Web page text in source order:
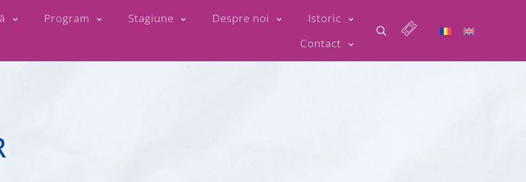
Program Stagiune Despre noi
Istoric
Contact